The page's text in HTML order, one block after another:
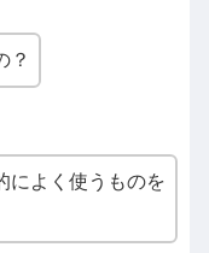
？
によく使うものを